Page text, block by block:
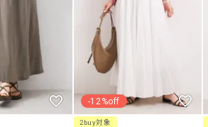
-12%off
2buy対象